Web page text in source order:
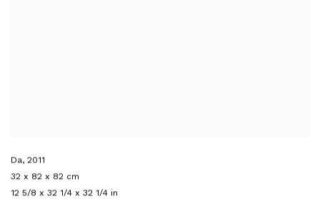
Da, 2011
32 x 82 x 82 cm
12 5/8 x 32 1/4 x 32 1/4 in